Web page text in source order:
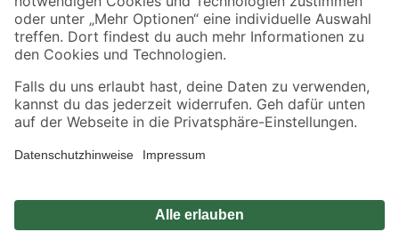
Alle Preisangaben in EUR inkl. gesetzl. MwSt.. Die dargestellten Angebote sind unter
Umständen nicht in allen Märkten verfügbar. Die angegebenen Verfügbarkeiten beziehen
Produkte nur solange der Vorrat reicht.
*Paketversand ab 59 € versandkostenfrei, gilt nicht für Artikel mit Speditionsversand, hier
Privatsphäre Impressum
Nutzungsbedingungen
Widerrufsrecht Vertrag widerrufen